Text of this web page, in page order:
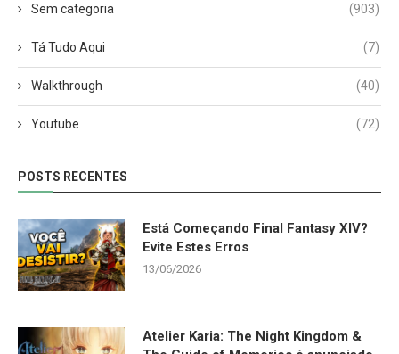
Sem categoria (903)
Tá Tudo Aqui (7)
Walkthrough (40)
Youtube (72)
POSTS RECENTES
Está Começando Final Fantasy XIV?
Evite Estes Erros
13/06/2026
Atelier Karia: The Night Kingdom &